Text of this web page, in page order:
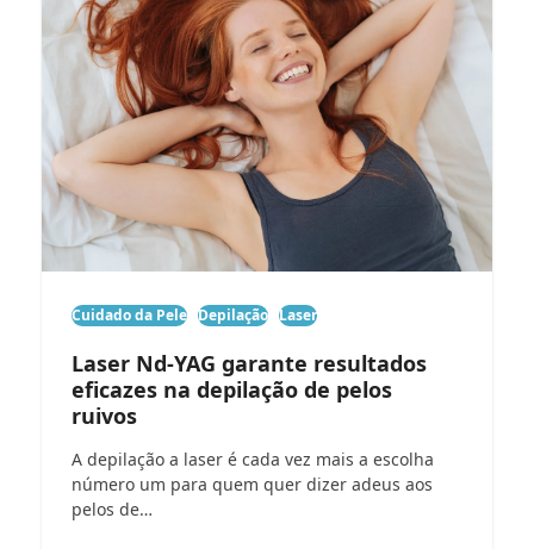
Cuidado da Pele Depilação Laser
Laser Nd-YAG garante resultados
eficazes na depilação de pelos
ruivos
A depilação a laser é cada vez mais a escolha
número um para quem quer dizer adeus aos
pelos de…